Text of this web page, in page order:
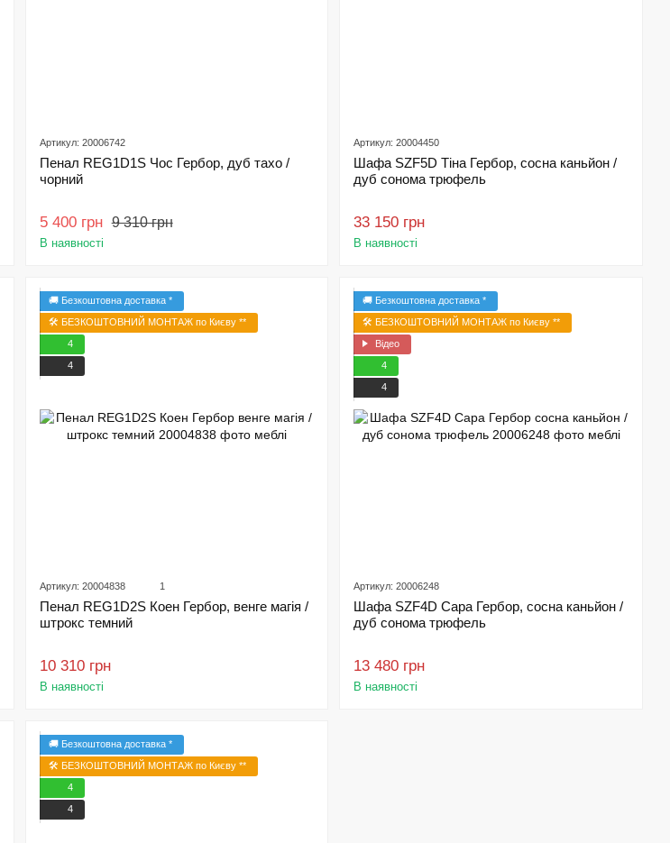
Артикул: 20006742
Пенал REG1D1S Чос Гербор, дуб тахо /
чорний
9 310 грн
5 400 грн
В наявності
Артикул: 20004450
Шафа SZF5D Тіна Гербор, сосна каньйон /
дуб сонома трюфель
33 150 грн
В наявності
🚚 Безкоштовна доставка *
🛠️ БЕЗКОШТОВНИЙ МОНТАЖ по Києву **
4
4
Артикул: 20004838 1
Пенал REG1D2S Коен Гербор, венге магія /
штрокс темний
10 310 грн
В наявності
🚚 Безкоштовна доставка *
🛠️ БЕЗКОШТОВНИЙ МОНТАЖ по Києву **
Відео
4
4
Артикул: 20006248
Шафа SZF4D Сара Гербор, сосна каньйон /
дуб сонома трюфель
13 480 грн
В наявності
🚚 Безкоштовна доставка *
🛠️ БЕЗКОШТОВНИЙ МОНТАЖ по Києву **
4
4